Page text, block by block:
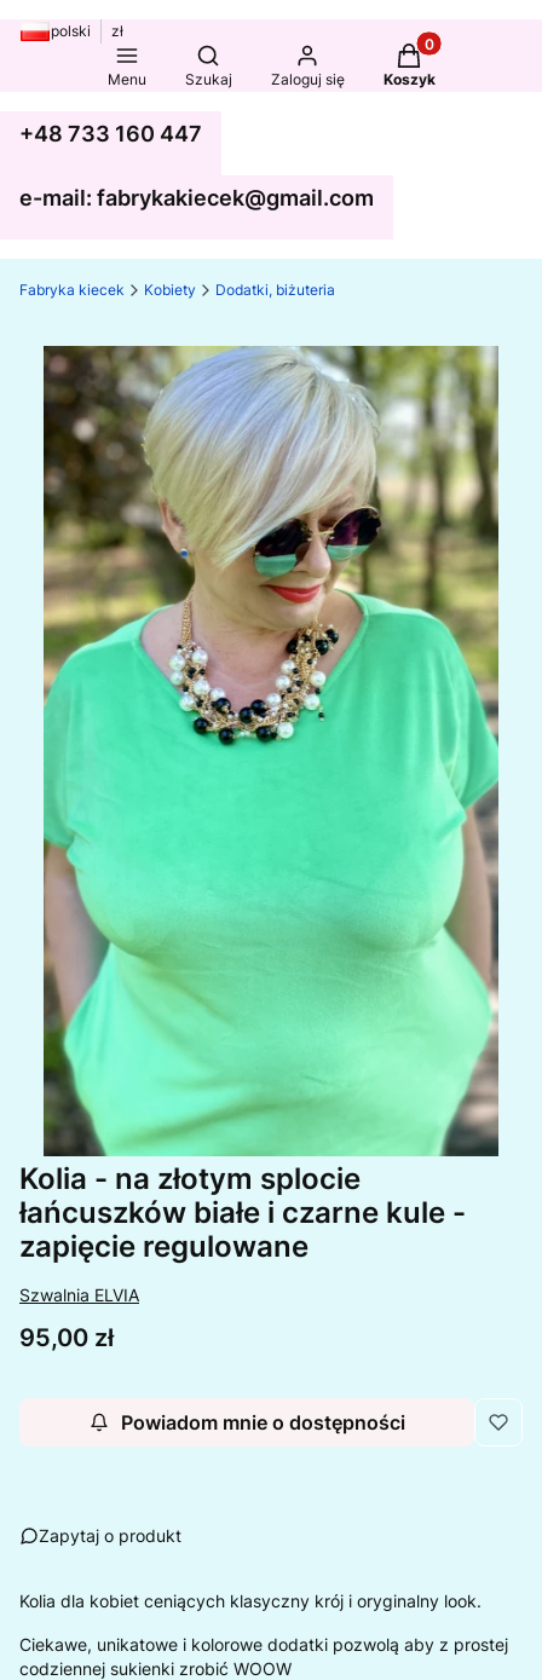
polski zł
Menu
Otwórz wyszukiwarkę
Szukaj Zaloguj się
Produkty w
Koszyk
+48 733 160 447
e-mail: fabrykakiecek@gmail.com
Fabryka kiecek Kobiety Dodatki, biżuteria
Kolia - na złotym splocie
łańcuszków białe i czarne kule -
zapięcie regulowane
Szwalnia ELVIA
Cena
95,00 zł
Powiadom mnie o dostępności
Zapytaj o produkt
Kolia dla kobiet ceniących klasyczny krój i oryginalny look.
Ciekawe, unikatowe i kolorowe dodatki pozwolą aby z prostej
codziennej sukienki zrobić WOOW